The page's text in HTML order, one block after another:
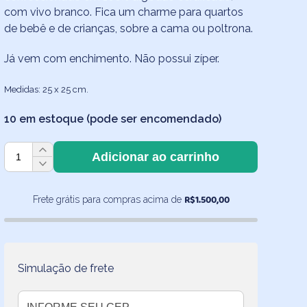
com vivo branco. Fica um charme para quartos
de bebê e de crianças, sobre a cama ou poltrona.
Já vem com enchimento. Não possui zíper.
Medidas: 25 x 25 cm.
10 em estoque (pode ser encomendado)
Kit
3
Amarelo
25x25
Adicionar ao carrinho
Frete grátis para compras acima de R$1.500,00
Simulação de frete